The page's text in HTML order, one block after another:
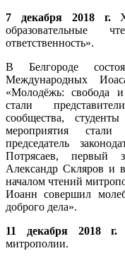
7 декабря 2018 г.
образовательные
ответственность».
В Белгороде
Международных
«Молодёжь: свобода и
стали
сообщества,
мероприятия
председатель
Потрясаев, первый
Александр Скляров и
началом чтений
Иоанн совершил
доброго дела».
11 декабря 2018 г.
митрополии.